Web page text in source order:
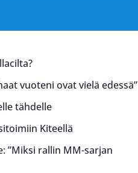
vuoteni ovat vielä edessä”
tähdelle
Kiteellä
”Miksi rallin MM-sarjan